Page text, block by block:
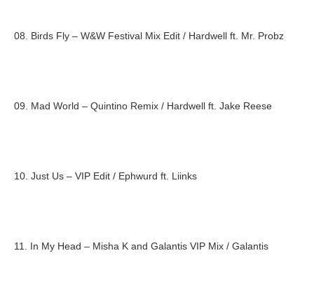
08. Birds Fly – W&W Festival Mix Edit / Hardwell ft. Mr. Probz
09. Mad World – Quintino Remix / Hardwell ft. Jake Reese
10. Just Us – VIP Edit / Ephwurd ft. Liinks
11. In My Head – Misha K and Galantis VIP Mix / Galantis